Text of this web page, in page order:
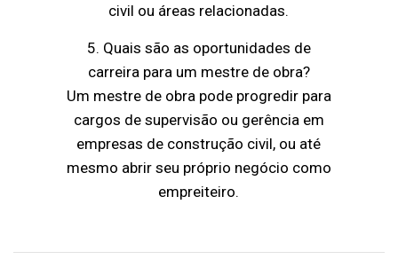
civil ou áreas relacionadas.
5. Quais são as oportunidades de
carreira para um mestre de obra?
Um mestre de obra pode progredir para
cargos de supervisão ou gerência em
empresas de construção civil, ou até
mesmo abrir seu próprio negócio como
empreiteiro.